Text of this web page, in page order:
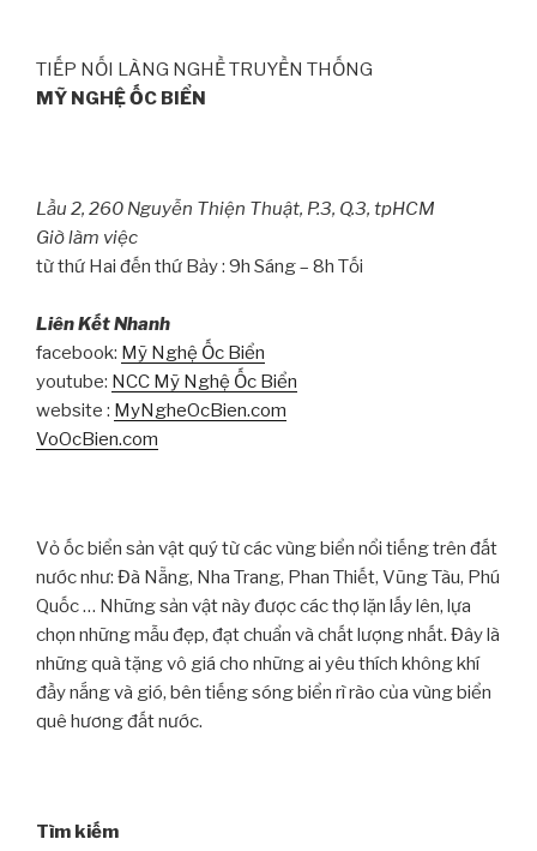
TIẾP NỐI LÀNG NGHỀ TRUYỀN THỐNG
MỸ NGHỆ ỐC BIỂN
Lầu 2, 260 Nguyễn Thiện Thuật, P.3, Q.3, tpHCM
Giờ làm việc
từ thứ Hai đến thứ Bảy : 9h Sáng – 8h Tối
Liên Kết Nhanh
facebook: Mỹ Nghệ Ốc Biển
youtube: NCC Mỹ Nghệ Ốc Biển
website : MyNgheOcBien.com
VoOcBien.com
Vỏ ốc biển sản vật quý từ các vùng biển nổi tiếng trên đất
nước như: Đà Nẵng, Nha Trang, Phan Thiết, Vũng Tàu, Phú
Quốc … Những sản vật này được các thợ lặn lấy lên, lựa
chọn những mẫu đẹp, đạt chuẩn và chất lượng nhất. Đây là
những quà tặng vô giá cho những ai yêu thích không khí
đầy nắng và gió, bên tiếng sóng biển rì rào của vùng biển
quê hương đất nước.
Tìm kiếm